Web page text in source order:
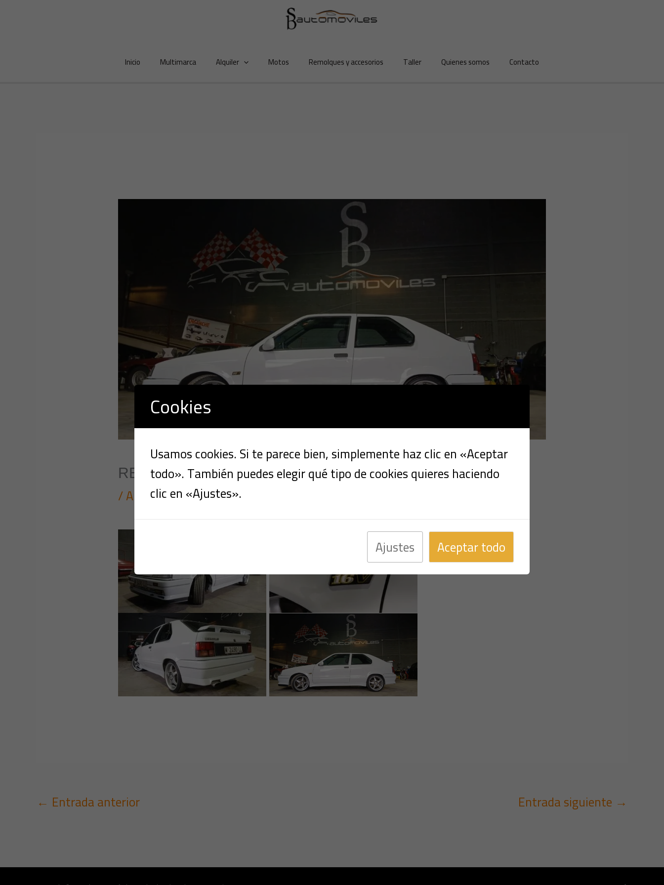
Inicio Multimarca Alquiler Motos Remolques y accesorios Taller Quienes somos Contacto
RENAULT R19 16V
/Automóviles,Clásicos y Eventos
← Entrada anterior Entrada siguiente →
Cookies
Usamos cookies. Si te parece bien, simplemente haz clic en «Aceptar
todo». También puedes elegir qué tipo de cookies quieres haciendo
clic en «Ajustes».
Ajustes Aceptar todo